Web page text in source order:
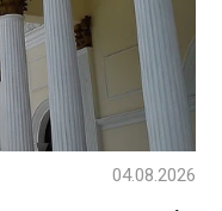
04.08.2026